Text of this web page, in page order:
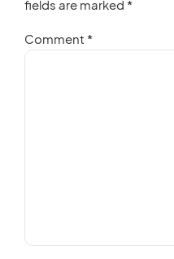
fields are marked *
Comment *